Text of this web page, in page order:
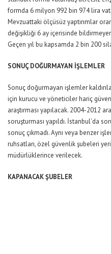
formda 6 milyon 992 bin 974 lira
Mevzuattaki ölçüsüz yaptırımlar
değişikliği 6 ay içerisinde
Geçen yıl bu kapsamda 2 bin 200
SONUÇ DOĞURMAYAN İŞLEMLER
Sonuç doğurmayan işlemler
için kurucu ve yöneticiler hariç
araştırması yapılacak. 2004-2012
soruşturması yapıldı. İstanbul’da
sonuç çıkmadı. Aynı veya benzer
ruhsatları, özel güvenlik şubeleri
müdürlüklerince verilecek.
KAPANACAK ŞUBELER